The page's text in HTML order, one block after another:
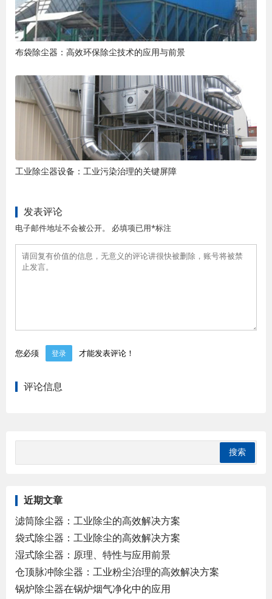
布袋除尘器：高效环保除尘技术的应用与前景
工业除尘器设备：工业污染治理的关键屏障
发表评论
电子邮件地址不会被公开。 必填项已用*标注
您必须 登录 才能发表评论！
评论信息
近期文章
滤筒除尘器：工业除尘的高效解决方案
袋式除尘器：工业除尘的高效解决方案
湿式除尘器：原理、特性与应用前景
仓顶脉冲除尘器：工业粉尘治理的高效解决方案
锅炉除尘器在锅炉烟气净化中的应用